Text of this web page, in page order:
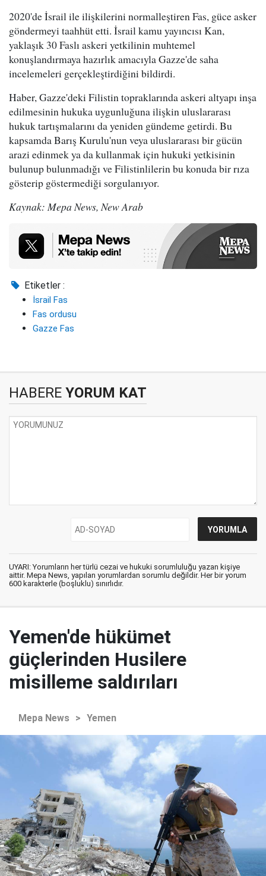
2020'de İsrail ile ilişkilerini normalleştiren Fas, güce asker
göndermeyi taahhüt etti. İsrail kamu yayıncısı Kan,
yaklaşık 30 Faslı askeri yetkilinin muhtemel
konuşlandırmaya hazırlık amacıyla Gazze'de saha
incelemeleri gerçekleştirdiğini bildirdi.
Haber, Gazze'deki Filistin topraklarında askeri altyapı inşa
edilmesinin hukuka uygunluğuna ilişkin uluslararası
hukuk tartışmalarını da yeniden gündeme getirdi. Bu
kapsamda Barış Kurulu'nun veya uluslararası bir gücün
arazi edinmek ya da kullanmak için hukuki yetkisinin
bulunup bulunmadığı ve Filistinlilerin bu konuda bir rıza
gösterip göstermediği sorgulanıyor.
Kaynak: Mepa News, New Arab
Etiketler :
İsrail Fas
Fas ordusu
Gazze Fas
HABERE YORUM KAT
UYARI: Yorumların her türlü cezai ve hukuki sorumluluğu yazan kişiye
aittir. Mepa News, yapılan yorumlardan sorumlu değildir. Her bir yorum
600 karakterle (boşluklu) sınırlıdır.
Yemen'de hükümet
güçlerinden Husilere
misilleme saldırıları
Mepa News > Yemen